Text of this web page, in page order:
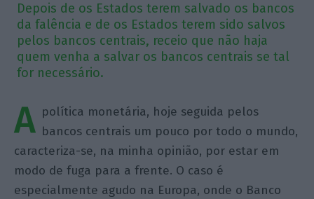
Depois de os Estados terem salvado os bancos
da falência e de os Estados terem sido salvos
pelos bancos centrais, receio que não haja
quem venha a salvar os bancos centrais se tal
for necessário.
A política monetária, hoje seguida pelos
bancos centrais um pouco por todo o mundo,
caracteriza-se, na minha opinião, por estar em
modo de fuga para a frente. O caso é
especialmente agudo na Europa, onde o Banco